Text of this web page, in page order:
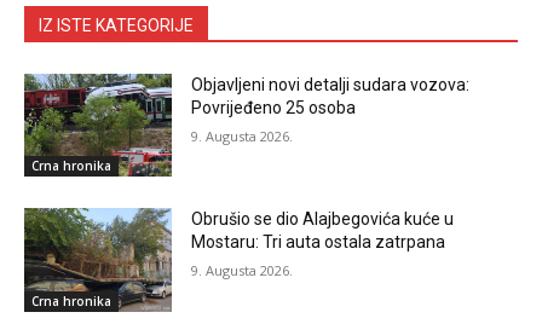
IZ ISTE KATEGORIJE
Crna hronika
Objavljeni novi detalji sudara vozova:
Povrijeđeno 25 osoba
9. Augusta 2026.
Crna hronika
Obrušio se dio Alajbegovića kuće u
Mostaru: Tri auta ostala zatrpana
9. Augusta 2026.